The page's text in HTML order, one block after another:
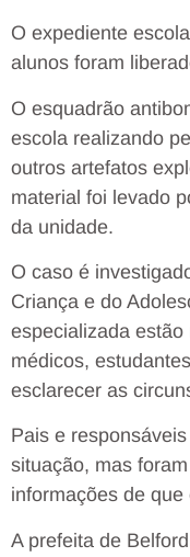
O expediente
alunos foram
O esquadrão
escola realizando
outros artefatos
material foi levado
da unidade.
O caso é
Criança e do
especializada
médicos,
esclarecer as
Pais e
situação, mas
informações de
A prefeita de